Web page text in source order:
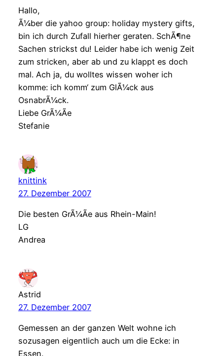
Hallo,
Ã¼ber die yahoo group: holiday mystery gifts,
bin ich durch Zufall hierher geraten. SchÃ¶ne
Sachen strickst du! Leider habe ich wenig Zeit
zum stricken, aber ab und zu klappt es doch
mal. Ach ja, du wolltes wissen woher ich
komme: ich komm‘ zum GlÃ¼ck aus
OsnabrÃ¼ck.
Liebe GrÃ¼Ãe
Stefanie
knittink
27. Dezember 2007
Die besten GrÃ¼Ãe aus Rhein-Main!
LG
Andrea
Astrid
27. Dezember 2007
Gemessen an der ganzen Welt wohne ich
sozusagen eigentlich auch um die Ecke: in
Essen.